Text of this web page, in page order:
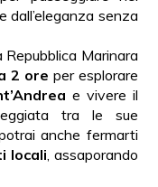
dall’eleganza senza
Repubblica Marinara
2 ore per esplorare
e vivere il
tra le sue
anche fermarti
locali , assaporando